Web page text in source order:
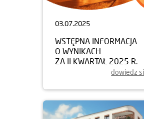
03.07.2025
WSTĘPNA INFORMACJA
O WYNIKACH
ZA II KWARTAŁ 2025 R.
dowiedz